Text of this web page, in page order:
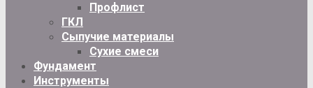
Профлист
ГКЛ
Сыпучие материалы
Сухие смеси
Фундамент
Инструменты